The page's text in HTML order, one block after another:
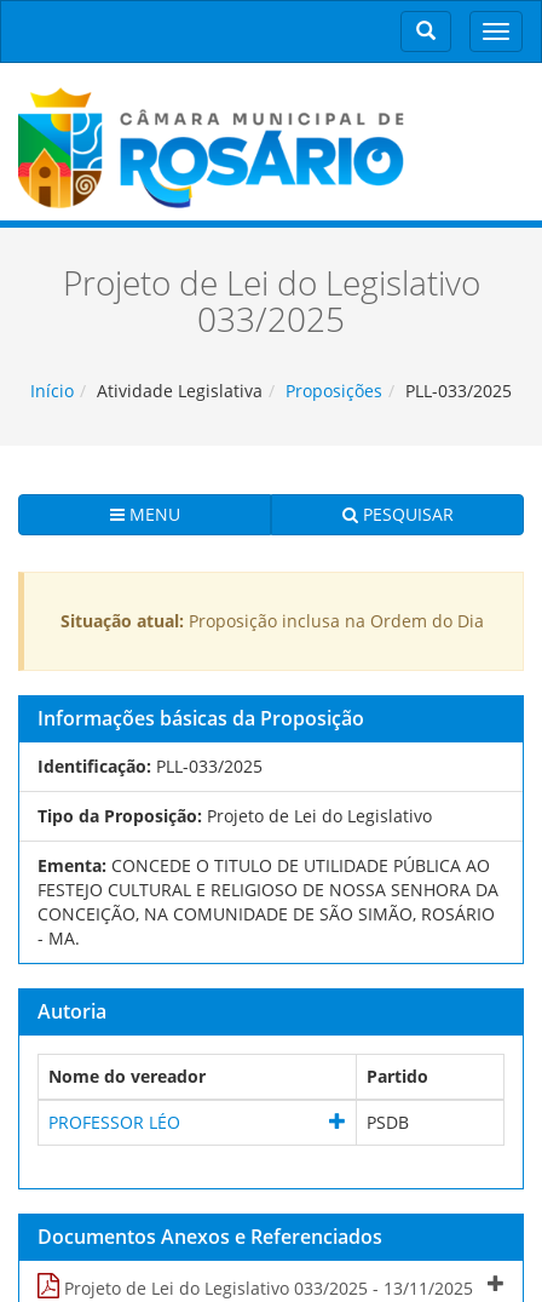
Projeto de Lei do Legislativo
033/2025
Início Atividade Legislativa Proposições PLL-033/2025
MENU PESQUISAR
Situação atual: Proposição inclusa na Ordem do Dia
Informações básicas da Proposição
Identificação: PLL-033/2025
Tipo da Proposição: Projeto de Lei do Legislativo
Ementa: CONCEDE O TITULO DE UTILIDADE PÚBLICA AO
FESTEJO CULTURAL E RELIGIOSO DE NOSSA SENHORA DA
CONCEIÇÃO, NA COMUNIDADE DE SÃO SIMÃO, ROSÁRIO
- MA.
Autoria
Nome do vereador
Partido
PROFESSOR LÉO
PSDB
Documentos Anexos e Referenciados
Projeto de Lei do Legislativo 033/2025 - 13/11/2025